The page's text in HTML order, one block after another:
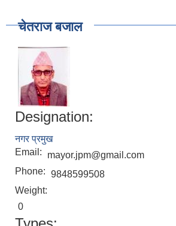
चेतराज बजाल
Designation:
नगर प्रमुख
Email:
mayor.jpm@gmail.com
Phone: 9848599508
Weight:
0